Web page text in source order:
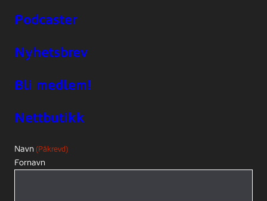
Podcaster
Nyhetsbrev
Bli medlem!
Nettbutikk
Navn (Påkrevd)
Fornavn